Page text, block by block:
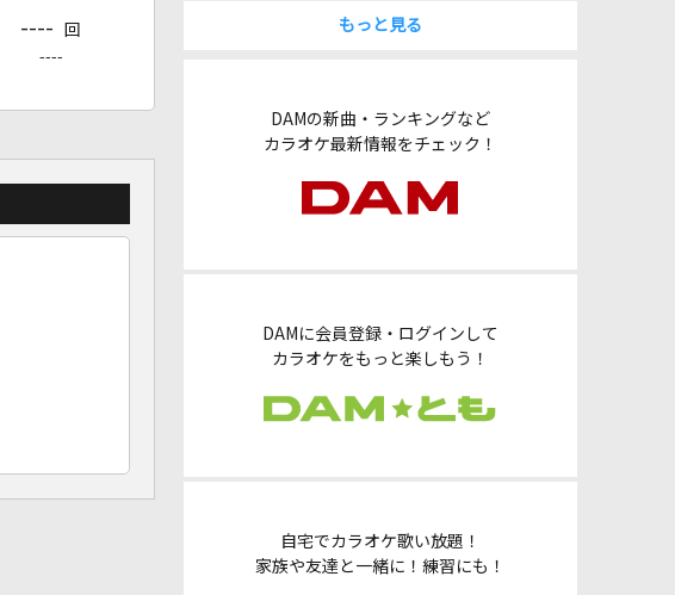
もっと見る
DAMの新曲・ランキングなど
カラオケ最新情報をチェック！
DAMに会員登録・ログインして
カラオケをもっと楽しもう！
自宅でカラオケ歌い放題！
家族や友達と一緒に！練習にも！
---- 回
----